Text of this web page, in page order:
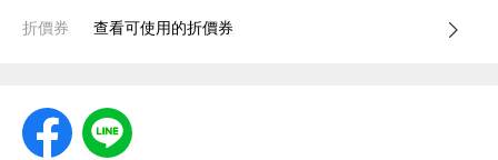
折價券 查看可使用的折價券